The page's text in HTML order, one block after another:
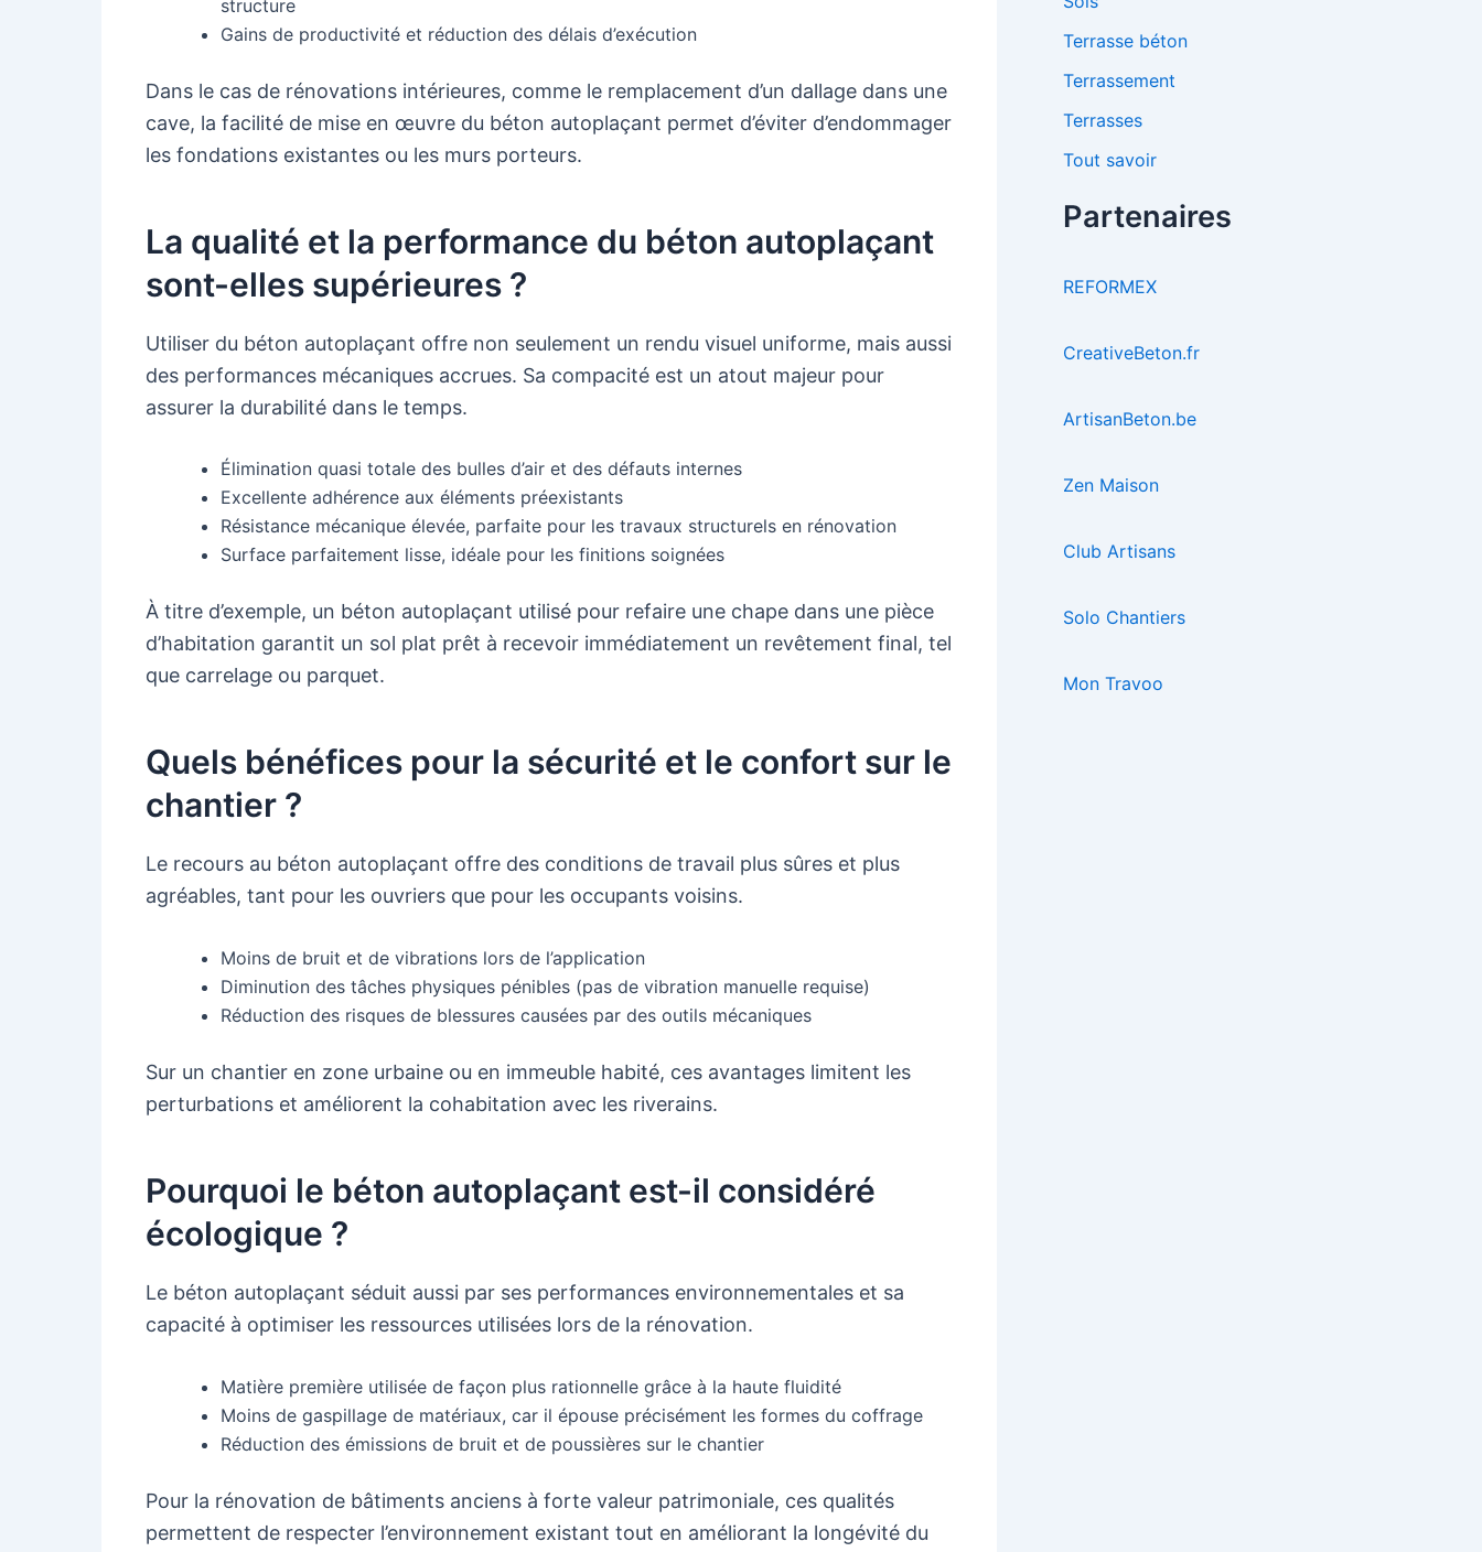
structure
Gains de productivité et réduction des délais d’exécution
Dans le cas de rénovations intérieures, comme le remplacement d’un dallage dans une
cave, la facilité de mise en œuvre du béton autoplaçant permet d’éviter d’endommager
les fondations existantes ou les murs porteurs.
La qualité et la performance du béton autoplaçant
sont-elles supérieures ?
Utiliser du béton autoplaçant offre non seulement un rendu visuel uniforme, mais aussi
des performances mécaniques accrues. Sa compacité est un atout majeur pour
assurer la durabilité dans le temps.
Élimination quasi totale des bulles d’air et des défauts internes
Excellente adhérence aux éléments préexistants
Résistance mécanique élevée, parfaite pour les travaux structurels en rénovation
Surface parfaitement lisse, idéale pour les finitions soignées
À titre d’exemple, un béton autoplaçant utilisé pour refaire une chape dans une pièce
d’habitation garantit un sol plat prêt à recevoir immédiatement un revêtement final, tel
que carrelage ou parquet.
Quels bénéfices pour la sécurité et le confort sur le
chantier ?
Le recours au béton autoplaçant offre des conditions de travail plus sûres et plus
agréables, tant pour les ouvriers que pour les occupants voisins.
Moins de bruit et de vibrations lors de l’application
Diminution des tâches physiques pénibles (pas de vibration manuelle requise)
Réduction des risques de blessures causées par des outils mécaniques
Sur un chantier en zone urbaine ou en immeuble habité, ces avantages limitent les
perturbations et améliorent la cohabitation avec les riverains.
Pourquoi le béton autoplaçant est-il considéré
écologique ?
Le béton autoplaçant séduit aussi par ses performances environnementales et sa
capacité à optimiser les ressources utilisées lors de la rénovation.
Matière première utilisée de façon plus rationnelle grâce à la haute fluidité
Moins de gaspillage de matériaux, car il épouse précisément les formes du coffrage
Réduction des émissions de bruit et de poussières sur le chantier
Pour la rénovation de bâtiments anciens à forte valeur patrimoniale, ces qualités
permettent de respecter l’environnement existant tout en améliorant la longévité du
Terrasse béton
Terrassement
Terrasses
Tout savoir
Partenaires
REFORMEX
CreativeBeton.fr
ArtisanBeton.be
Zen Maison
Club Artisans
Solo Chantiers
Mon Travoo